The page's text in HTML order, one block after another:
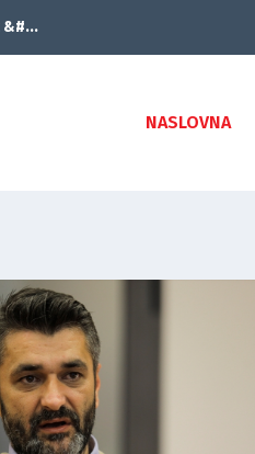
&#...
NASLOVNA